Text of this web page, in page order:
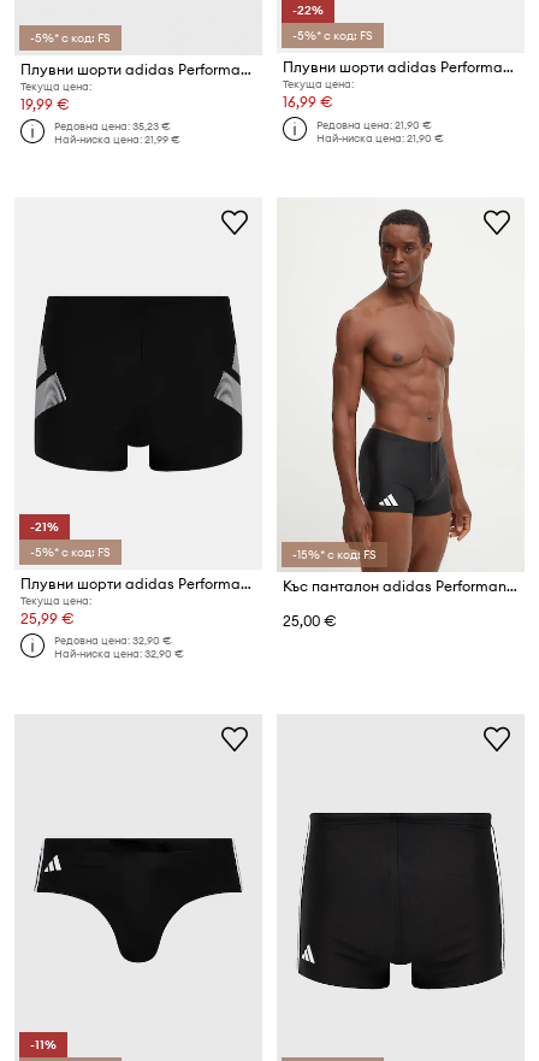
-5%* с код: FS
Плувни шорти adidas Performance Classic 3-Stripes
Текуща цена:
19,99 €
Редовна цена:35,23 €
Най-ниска цена:21,99 €
-22%
-5%* с код: FS
Плувни шорти adidas Performance Solid Trunk
Текуща цена:
16,99 €
Редовна цена:21,90 €
Най-ниска цена:21,90 €
-21%
-5%* с код: FS
Плувни шорти adidas Performance BB Boxer
Текуща цена:
25,99 €
Редовна цена:32,90 €
Най-ниска цена:32,90 €
-15%* с код: FS
Къс панталон adidas Performance Solid
25,00 €
-11%